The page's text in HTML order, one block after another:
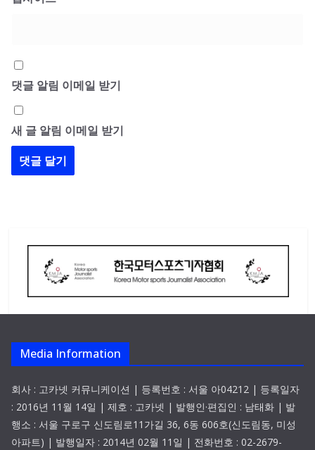
댓글 알림 이메일 받기
새 글 알림 이메일 받기
Media Information
회사 : 고카넷 커뮤니케이션 | 등록번호 : 서울 아04212 | 등록일자
: 2016년 11월 14일 | 제호 : 고카넷 | 발행인·편집인 : 남태화 | 발
행소 : 서울 구로구 신도림로11가길 36, 6동 606호(신도림동, 미성
아파트) | 발행일자 : 2014년 02월 11일 | 전화번호 : 02-2679-